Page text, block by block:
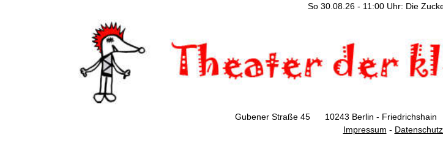
So 30.08.26 - 11:00 Uhr: Die
Gubener Straße 45 10243 Berlin -
Impressum -